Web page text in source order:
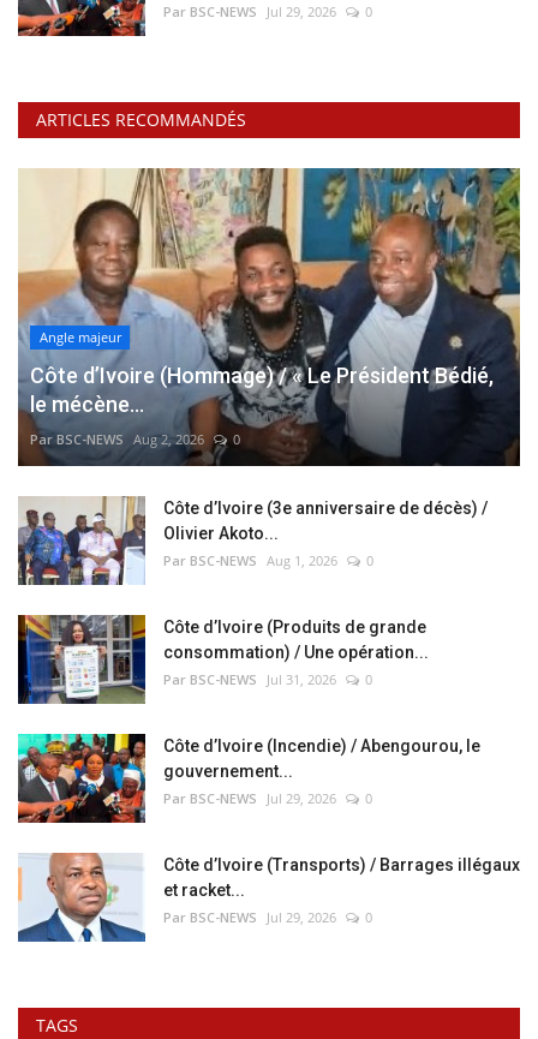
Par BSC-NEWS Jul 29, 2026 0
ARTICLES RECOMMANDÉS
Angle majeur
Côte d’Ivoire (Hommage) / « Le Président Bédié,
le mécène...
Par BSC-NEWS Aug 2, 2026 0
Côte d’Ivoire (3e anniversaire de décès) /
Olivier Akoto...
Par BSC-NEWS Aug 1, 2026 0
Côte d’Ivoire (Produits de grande
consommation) / Une opération...
Par BSC-NEWS Jul 31, 2026 0
Côte d’Ivoire (Incendie) / Abengourou, le
gouvernement...
Par BSC-NEWS Jul 29, 2026 0
Côte d’Ivoire (Transports) / Barrages illégaux
et racket...
Par BSC-NEWS Jul 29, 2026 0
TAGS